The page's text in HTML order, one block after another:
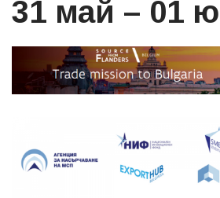
31 май – 01